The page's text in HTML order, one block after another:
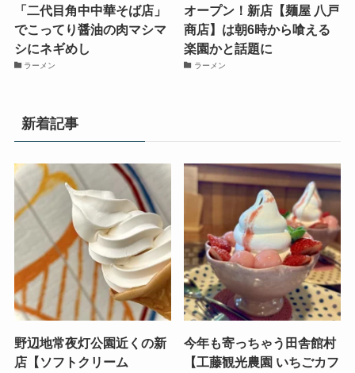
「二代目角中中華そば店」
でこってり醤油の肉マシマ
シにネギめし
ラーメン
オープン！新店【麺屋 八戸
商店】は朝6時から喰える
楽園かと話題に
ラーメン
新着記事
野辺地常夜灯公園近くの新
店【ソフトクリーム
今年も寄っちゃう田舎館村
【工藤観光農園 いちごカフ